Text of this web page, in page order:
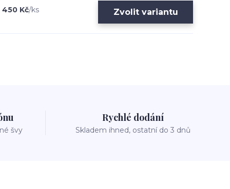
450 Kč/ks Zvolit variantu
švy
Rychlé dodání
Skladem ihned, ostatní do 3 dnů